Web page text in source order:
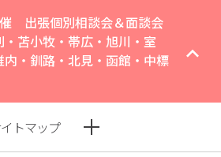
出張個別相談会＆面談会
・苫小牧・帯広・旭川・室
内・釧路・北見・函館・中標
トマップ